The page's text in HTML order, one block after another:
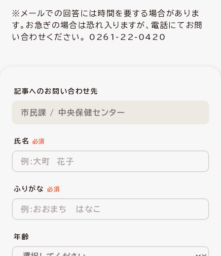
※メールでの回答には時間を要する場合がありま
す。お急ぎの場合は恐れ入りますが、電話にてお問
い合わせください。 0261-22-0420
記事へのお問い合わせ先
市民課 / 中央保健センター
氏名
ふりがな
年齢